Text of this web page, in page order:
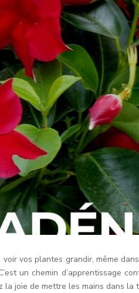
vos plantes grandir, même
un chemin d’apprentissage
la joie de mettre les mains dans la